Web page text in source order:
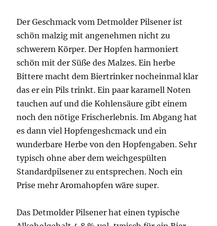
Der Geschmack vom Detmolder Pilsener ist
schön malzig mit angenehmen nicht zu
schwerem Körper. Der Hopfen harmoniert
schön mit der Süße des Malzes. Ein herbe
Bittere macht dem Biertrinker nocheinmal klar
das er ein Pils trinkt. Ein paar karamell Noten
tauchen auf und die Kohlensäure gibt einem
noch den nötige Frischerlebnis. Im Abgang hat
es dann viel Hopfengeshcmack und ein
wunderbare Herbe von den Hopfengaben. Sehr
typisch ohne aber dem weichgespülten
Standardpilsener zu entsprechen. Noch ein
Prise mehr Aromahopfen wäre super.
Das Detmolder Pilsener hat einen typische